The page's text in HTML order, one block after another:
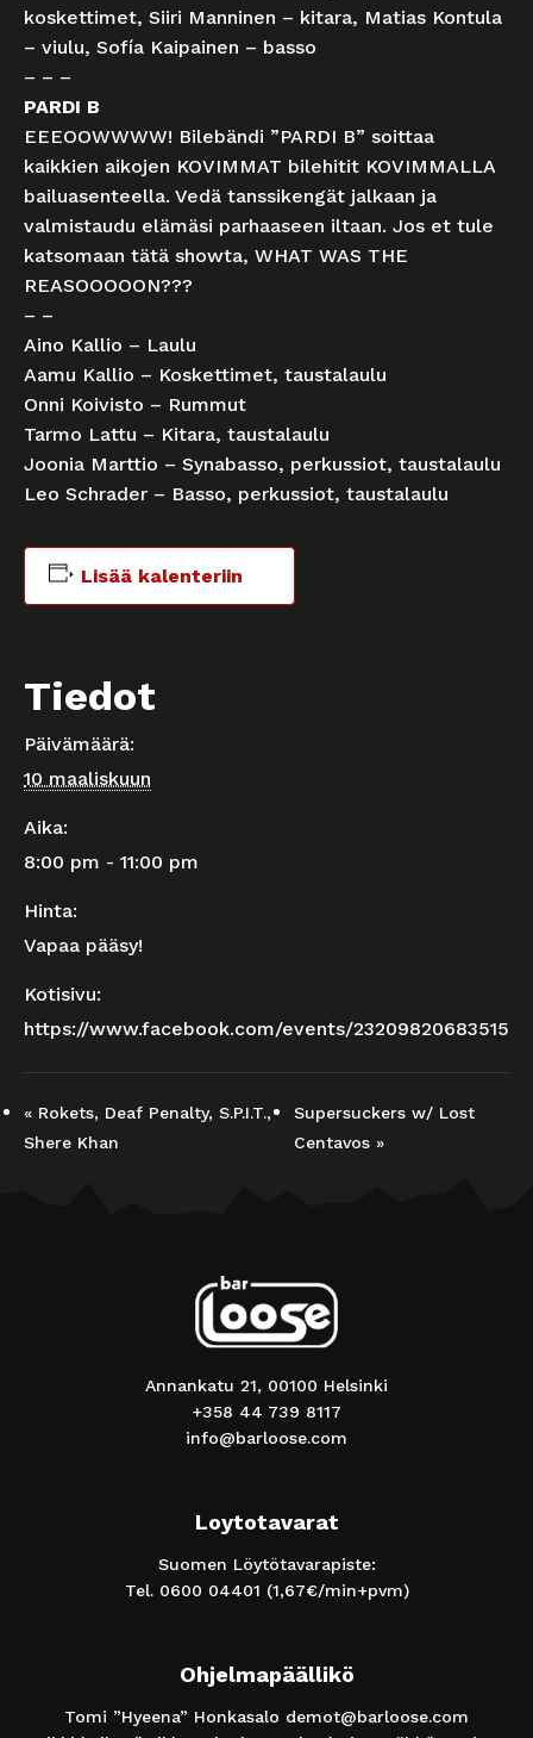
koskettimet, Siiri Manninen – kitara, Matias Kontula
– viulu, Sofía Kaipainen – basso
– – –
PARDI B
EEEOOWWWW! Bilebändi ”PARDI B” soittaa
kaikkien aikojen KOVIMMAT bilehitit KOVIMMALLA
bailuasenteella. Vedä tanssikengät jalkaan ja
valmistaudu elämäsi parhaaseen iltaan. Jos et tule
katsomaan tätä showta, WHAT WAS THE
REASOOOOON???
– –
Aino Kallio – Laulu
Aamu Kallio – Koskettimet, taustalaulu
Onni Koivisto – Rummut
Tarmo Lattu – Kitara, taustalaulu
Joonia Marttio – Synabasso, perkussiot, taustalaulu
Leo Schrader – Basso, perkussiot, taustalaulu
Lisää kalenteriin
Tiedot
Päivämäärä:
10 maaliskuun
Aika:
8:00 pm - 11:00 pm
Hinta:
Vapaa pääsy!
Kotisivu:
https://www.facebook.com/events/2320982068351570
« Rokets, Deaf Penalty, S.P.I.T.,
Shere Khan
Supersuckers w/ Lost
Centavos »
Annankatu 21, 00100 Helsinki
+358 44 739 8117
info@barloose.com
Loytotavarat
Suomen Löytötavarapiste:
Tel. 0600 04401 (1,67€/min+pvm)
Ohjelmapäällikö
Tomi ”Hyeena” Honkasalo demot@barloose.com